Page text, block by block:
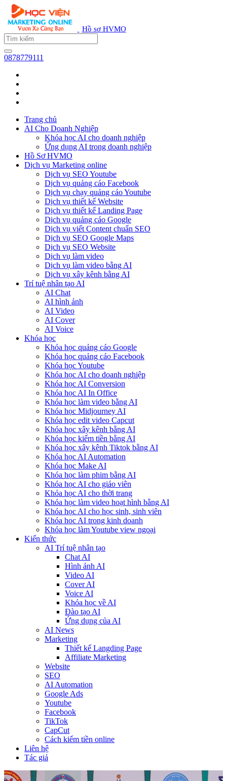
Hồ sơ HVMO
0878779111
Trang chủ
AI Cho Doanh Nghiệp
Khóa học AI cho doanh nghiệp
Ứng dụng AI trong doanh nghiệp
Hồ Sơ HVMO
Dịch vụ Marketing online
Dịch vụ SEO Youtube
Dịch vụ quảng cáo Facebook
Dịch vụ chạy quảng cáo Youtube
Dịch vụ thiết kế Website
Dịch vụ thiết kế Landing Page
Dịch vụ quảng cáo Google
Dịch vụ viết Content chuẩn SEO
Dịch vụ SEO Google Maps
Dịch vụ SEO Website
Dịch vụ làm video
Dịch vụ làm video bằng AI
Dịch vụ xây kênh bằng AI
Trí tuệ nhân tạo AI
AI Chat
AI hình ảnh
AI Video
AI Cover
AI Voice
Khóa học
Khóa học quảng cáo Google
Khóa học quảng cáo Facebook
Khóa học Youtube
Khóa học AI cho doanh nghiệp
Khóa học AI Conversion
Khóa học AI In Office
Khóa học làm video bằng AI
Khóa học Midjourney AI
Khóa học edit video Capcut
Khóa học xây kênh bằng AI
Khóa học kiếm tiền bằng AI
Khóa học xây kênh Tiktok bằng AI
Khóa học AI Automation
Khóa học Make AI
Khóa học làm phim bằng AI
Khóa học AI cho giáo viên
Khóa học AI cho thời trang
Khóa học làm video hoạt hình bằng AI
Khóa học AI cho học sinh, sinh viên
Khóa hoc AI trong kinh doanh
Khóa học làm Youtube view ngoại
Kiến thức
AI Trí tuệ nhân tạo
Chat AI
Hình ảnh AI
Video AI
Cover AI
Voice AI
Khóa học về AI
Đào tạo AI
Ứng dụng của AI
AI News
Marketing
Thiết kế Langding Page
Affiliate Marketing
Website
SEO
AI Automation
Google Ads
Youtube
Facebook
TikTok
CapCut
Cách kiếm tiền online
Liên hệ
Tác giả